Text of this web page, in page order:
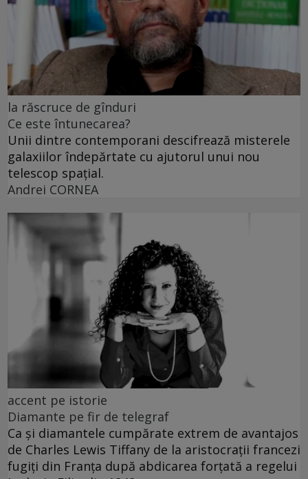
la răscruce de gînduri
Ce este întunecarea?
Unii dintre contemporani descifrează misterele
galaxiilor îndepărtate cu ajutorul unui nou
telescop spațial.
Andrei CORNEA
accent pe istorie
Diamante pe fir de telegraf
Ca și diamantele cumpărate extrem de avantajos
de Charles Lewis Tiffany de la aristocrații francezi
fugiți din Franța după abdicarea forțată a regelui